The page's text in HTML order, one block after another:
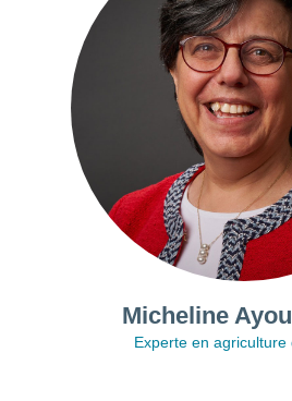
Micheline
Experte en agriculture